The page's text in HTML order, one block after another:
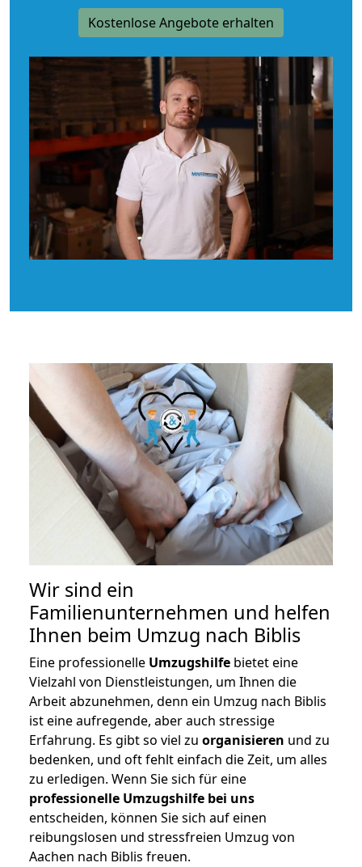
Kostenlose Angebote erhalten
Wir sind ein
Familienunternehmen und helfen
Ihnen beim Umzug nach Biblis
Eine professionelle Umzugshilfe bietet eine
Vielzahl von Dienstleistungen, um Ihnen die
Arbeit abzunehmen, denn ein Umzug nach Biblis
ist eine aufregende, aber auch stressige
Erfahrung. Es gibt so viel zu organisieren und zu
bedenken, und oft fehlt einfach die Zeit, um alles
zu erledigen. Wenn Sie sich für eine
professionelle Umzugshilfe bei uns
entscheiden, können Sie sich auf einen
reibungslosen und stressfreien Umzug von
Aachen nach Biblis freuen.